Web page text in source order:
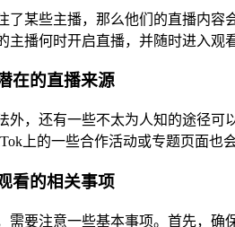
了某些主播，那么他们的直播内容
主播何时开启直播，并随时进入观
在的直播来源
外，还有一些不太为人知的途径
上的一些合作活动或专题页面也
看的相关事项
需要注意一些基本事项。首先，确